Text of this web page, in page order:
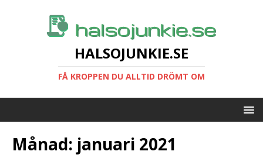
HALSOJUNKIE.SE
FÅ KROPPEN DU ALLTID DRÖMT OM
Månad: januari 2021